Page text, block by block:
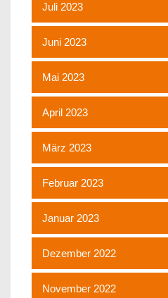
Juli 2023
Juni 2023
Mai 2023
April 2023
März 2023
Februar 2023
Januar 2023
Dezember 2022
November 2022